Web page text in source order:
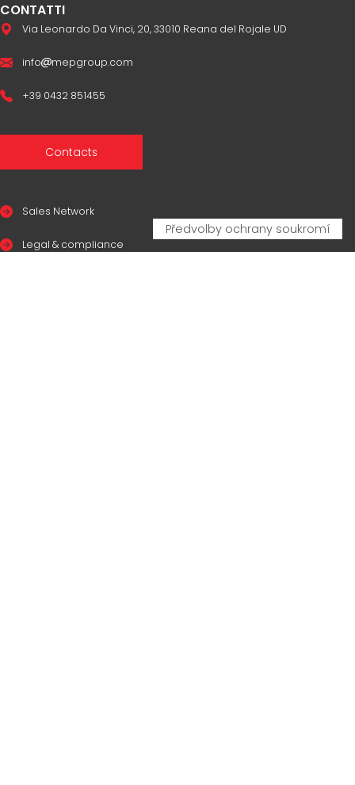
CONTATTI
Via Leonardo Da Vinci, 20, 33010 Reana del Rojale UD
info mepgroup.com
+39 0432 851455
Contacts
Sales Network
Legal & compliance